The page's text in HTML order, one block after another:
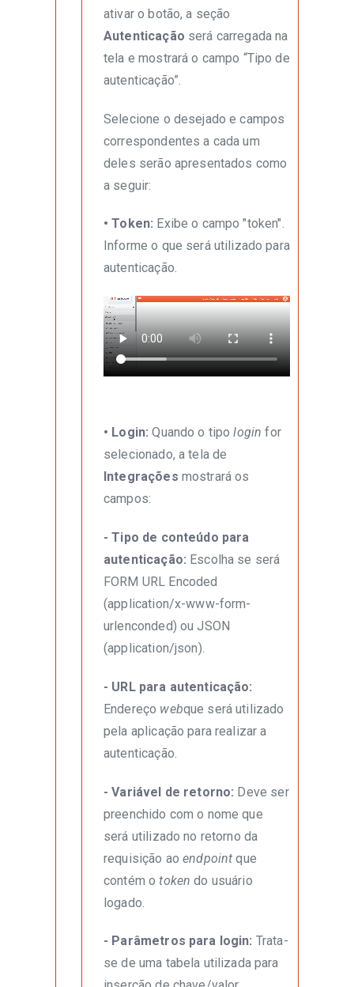
ativar o botão, a seção
Autenticação será carregada na
tela e mostrará o campo “Tipo de
autenticação”.
Selecione o desejado e campos
correspondentes a cada um
deles serão apresentados como
a seguir:
• Token: Exibe o campo "token".
Informe o que será utilizado para
autenticação.
• Login: Quando o tipologin for
selecionado, a tela de
Integrações mostrará os
campos:
- Tipo de conteúdo para
autenticação: Escolha se será
FORM URL Encoded
(application/x-www-form-
urlenconded) ou JSON
(application/json).
- URL para autenticação:
Endereço webque será utilizado
pela aplicação para realizar a
autenticação.
- Variável de retorno: Deve ser
preenchido com o nome que
será utilizado no retorno da
requisição aoendpoint que
contém otoken do usuário
logado.
- Parâmetros para login: Trata-
se de uma tabela utilizada para